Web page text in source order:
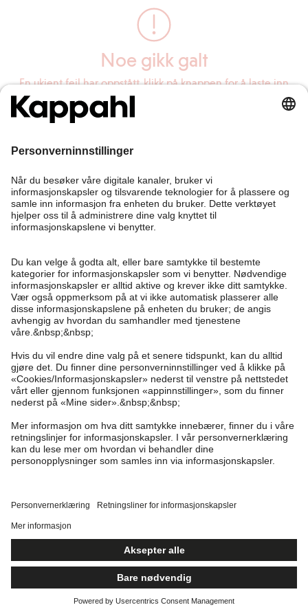
Noe gikk galt
En ukjent feil har oppstått, klikk på knappen for å laste inn
siden på nytt.